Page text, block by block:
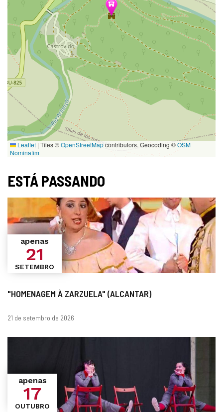
Leaflet | Tiles ©OpenStreetMapcontributors. Geocoding ©OSM
Nominatim
ESTÁ PASSANDO
"HOMENAGEM À ZARZUELA" (ALCANTAR)
apenas
21
SETEMBRO
datas
21 de setembro de 2026
apenas
17
OUTUBRO